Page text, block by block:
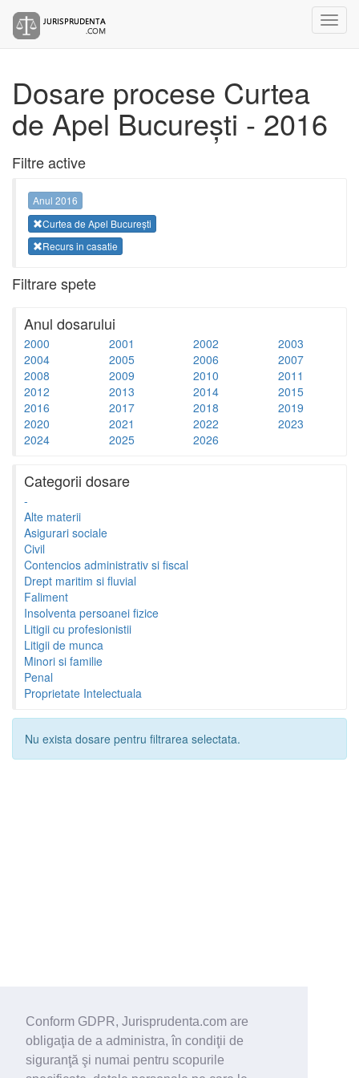
Conform GDPR, Jurisprudenta.com are
obligaţia de a administra, în condiţii de
siguranţă şi numai pentru scopurile
Dosare procese Curtea
de Apel București - 2016
Filtre active
Anul 2016
Curtea de Apel București
Recurs in casatie
Filtrare spete
Anul dosarului
2000 2001 2002
2003
2004
2005 2006
2007
2008
2009 2010
2011
2012
2013 2014
2015
2016
2017 2018
2019
2020
2021 2022
2023
2024
2025 2026
Categorii dosare
-
Alte materii
Asigurari sociale
Civil
Contencios administrativ si fiscal
Drept maritim si fluvial
Faliment
Insolventa persoanei fizice
Litigii cu profesionistii
Litigii de munca
Minori si familie
Penal
Proprietate Intelectuala
Nu exista dosare pentru filtrarea selectata.